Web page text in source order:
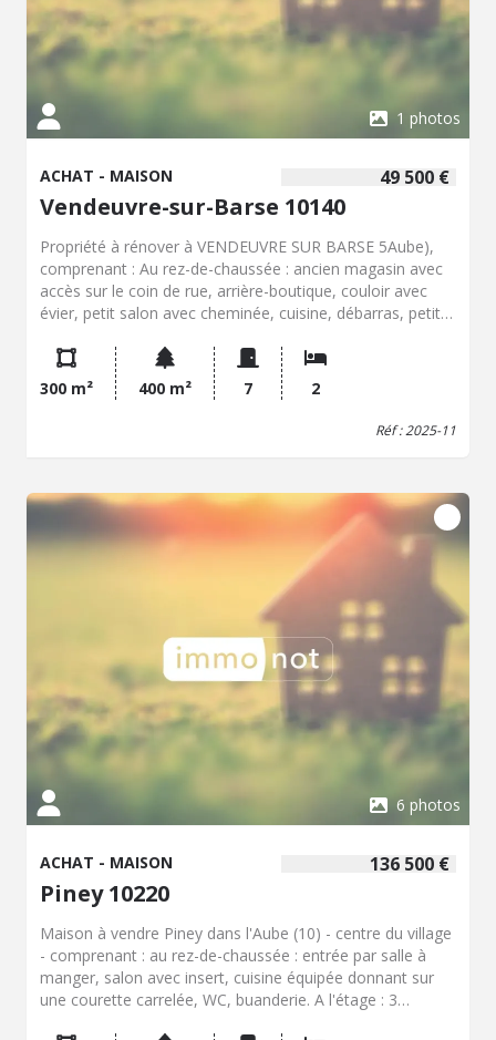
1 photos
49 500 €
ACHAT - MAISON
Vendeuvre-sur-Barse 10140
Propriété à rénover à VENDEUVRE SUR BARSE 5Aube),
comprenant : Au rez-de-chaussée : ancien magasin avec
accès sur le coin de rue, arrière-boutique, couloir avec
évier, petit salon avec cheminée, cuisine, débarras, petite
A l'étage : palier, deux chambres, autre petite pièce et
grenier. Cave voutée sous partie. Pas de chauffage ni de
sanitaire. Au fonds de la propriété : grande grange avec
cave sous partie et autres petites dépendances. Jardin
300 m² 400 m² 7 2
Réf : 2025-11
6 photos
136 500 €
ACHAT - MAISON
Piney 10220
Maison à vendre Piney dans l'Aube (10) - centre du village
- comprenant : au rez-de-chaussée : entrée par salle à
manger, salon avec insert, cuisine équipée donnant sur
une courette carrelée, WC, buanderie. A l'étage : 3